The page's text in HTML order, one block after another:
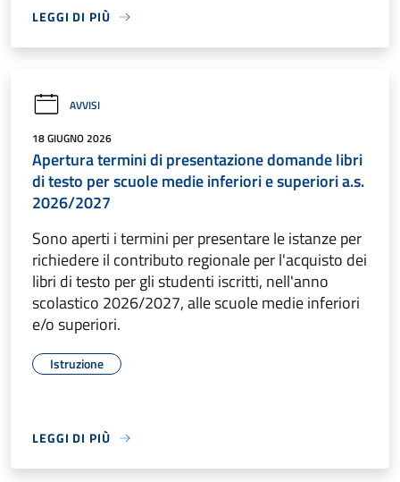
LEGGI DI PIÙ
AVVISI
18 GIUGNO 2026
Apertura termini di presentazione domande libri
di testo per scuole medie inferiori e superiori a.s.
2026/2027
Sono aperti i termini per presentare le istanze per
richiedere il contributo regionale per l'acquisto dei
libri di testo per gli studenti iscritti, nell'anno
scolastico 2026/2027, alle scuole medie inferiori
e/o superiori.
Istruzione
LEGGI DI PIÙ